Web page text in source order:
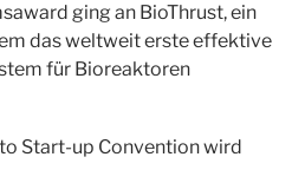
ging an BioThrust, ein
das weltweit erste effektive
für Bioreaktoren
Start-up Convention wird